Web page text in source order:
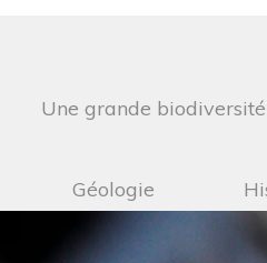
Une grande
Géologie